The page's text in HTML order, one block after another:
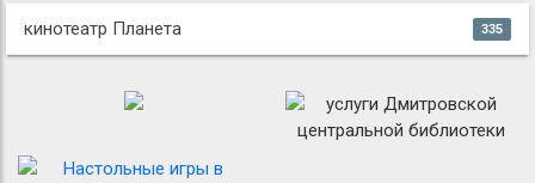
кинотеатр Планета 335